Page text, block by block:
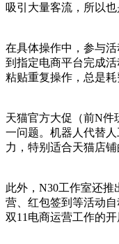
吸引大量客流，所以
在具体操作中，参与
到指定电商平台完成
粘贴重复操作，总是耗
天猫官方大促（前N件
一问题。机器人代替
力，特别适合天猫店铺
此外，N30工作室还
营、红包签到等活动
双11电商运营工作的开